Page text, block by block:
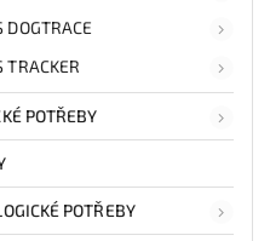
DOGTRACE
TRACKER
POTŘEBY
POTŘEBY